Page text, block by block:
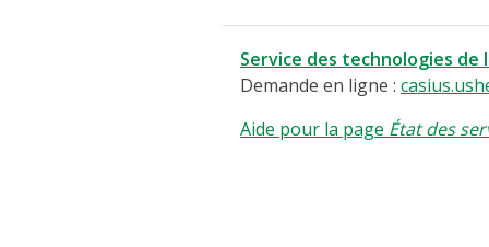
Service des technologies
Demande en ligne :
Aide pour la page État des